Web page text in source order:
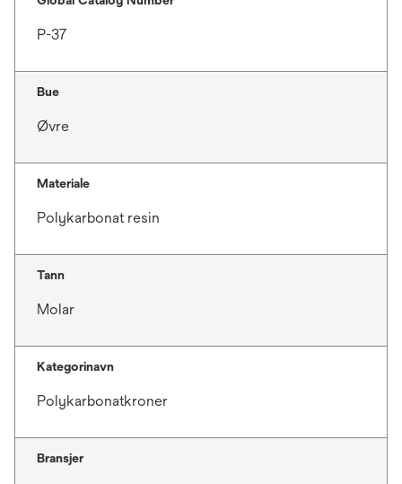
P-37
Bue
Øvre
Materiale
Polykarbonat resin
Tann
Molar
Kategorinavn
Polykarbonatkroner
Bransjer